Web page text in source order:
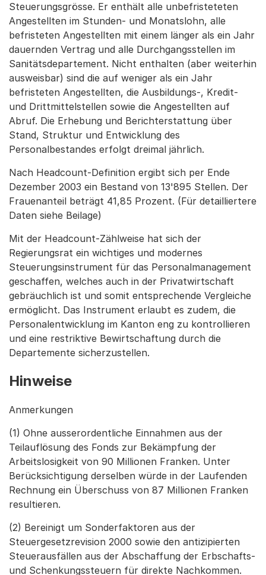
Steuerungsgrösse. Er enthält alle unbefristeteten
Angestellten im Stunden- und Monatslohn, alle
befristeten Angestellten mit einem länger als ein Jahr
dauernden Vertrag und alle Durchgangsstellen im
Sanitätsdepartement. Nicht enthalten (aber weiterhin
ausweisbar) sind die auf weniger als ein Jahr
befristeten Angestellten, die Ausbildungs-, Kredit-
und Drittmittelstellen sowie die Angestellten auf
Abruf. Die Erhebung und Berichterstattung über
Stand, Struktur und Entwicklung des
Personalbestandes erfolgt dreimal jährlich.
Nach Headcount-Definition ergibt sich per Ende
Dezember 2003 ein Bestand von 13'895 Stellen. Der
Frauenanteil beträgt 41,85 Prozent. (Für detailliertere
Daten siehe Beilage)
Mit der Headcount-Zählweise hat sich der
Regierungsrat ein wichtiges und modernes
Steuerungsinstrument für das Personalmanagement
geschaffen, welches auch in der Privatwirtschaft
gebräuchlich ist und somit entsprechende Vergleiche
ermöglicht. Das Instrument erlaubt es zudem, die
Personalentwicklung im Kanton eng zu kontrollieren
und eine restriktive Bewirtschaftung durch die
Departemente sicherzustellen.
Hinweise
Anmerkungen
(1) Ohne ausserordentliche Einnahmen aus der
Teilauflösung des Fonds zur Bekämpfung der
Arbeitslosigkeit von 90 Millionen Franken. Unter
Berücksichtigung derselben würde in der Laufenden
Rechnung ein Überschuss von 87 Millionen Franken
resultieren.
(2) Bereinigt um Sonderfaktoren aus der
Steuergesetzrevision 2000 sowie den antizipierten
Steuerausfällen aus der Abschaffung der Erbschafts-
und Schenkungssteuern für direkte Nachkommen.